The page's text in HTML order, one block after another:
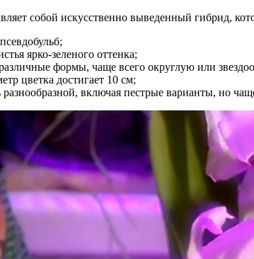
собой искусственно выведенный гибрид,
ярко-зеленого оттенка;
формы, чаще всего округлую или
цветка достигает 10 см;
включая пестрые варианты, но